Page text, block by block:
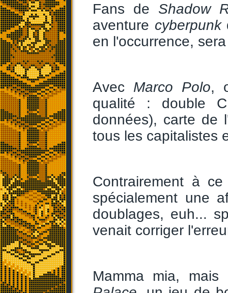
Fans de Shadow
aventure cyberpunk
en l'occurrence,
Avec Marco Polo,
qualité : double
données), carte de
tous les capitalistes
Contrairement à
spécialement une
doublages, euh...
venait corriger
Mamma mia,